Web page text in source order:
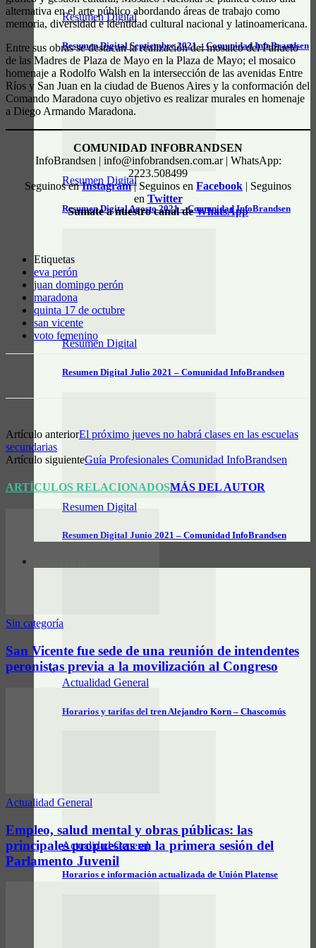
Resumen Digital
Resumen Digital Septiembre 2021 – Comunidad InfoBrandsen
Resumen Digital
Resumen Digital Agosto 2021 – Comunidad InfoBrandsen
Resumen Digital
Resumen Digital Julio 2021 – Comunidad InfoBrandsen
Resumen Digital
Resumen Digital Junio 2021 – Comunidad InfoBrandsen
Actualidad General
Horarios y tarifas del tren Alejandro Korn – Chascomús
Actualidad General
Horarios e información actualizada de Unión Platense
alternativa en el arte público abordando áreas de trabajo como
memoria, diversidad e identidad cultural nacional y latinoamericana.
Entre sus obras se destacan la realización del mosaico del Pañuelo
de las Madres de Plaza de Mayo en la Plaza de Mayo; el mosaico
homenaje a Rodolfo Walsh en la intersección de las avenidas Entre
Ríos y San Juan en la ciudad de Buenos Aires y la conformación del
Comando Maradona cuyo objetivo es realizar murales en homenaje
a Diego Armando Maradona.
COMUNIDAD INFOBRANDSEN
InfoBrandsen | info@infobrandsen.com.ar | WhatsApp:
2223.508499
Seguinos enInstagram| Seguinos en Facebook | Seguinos
en Twitter
Sumate a nuestro canal de WhatsApp
Etiquetas
eva perón
juan domingo perón
maradona
quinta 17 de octubre
san vicente
voto femenino
Artículo anteriorEl próximo jueves no habrá clases en las escuelas
secundarias
Artículo siguienteGuía Profesionales Comunidad InfoBrandsen
ARTÍCULOS RELACIONADOSMÁS DEL AUTOR
Sin categoría
San Vicente fue sede de una reunión de intendentes
peronistas previa a la movilización al Congreso
Actualidad General
Empleo, salud mental y obras públicas: las
principales propuestas en la primera sesión del
Parlamento Juvenil